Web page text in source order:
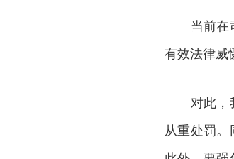
当前在司
有效法律威
对此，我
从重处罚。